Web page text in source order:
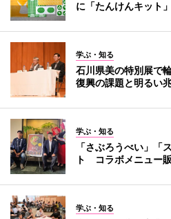
に「たんけんキット
学ぶ・知る
石川県美の特別展で
復興の課題と明るい
学ぶ・知る
「さぶろうべい」「
ト コラボメニュー
学ぶ・知る